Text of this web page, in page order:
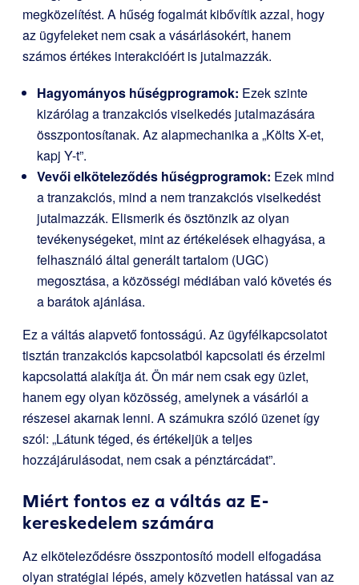
megközelítést. A hűség fogalmát kibővítik azzal, hogy
az ügyfeleket nem csak a vásárlásokért, hanem
számos értékes interakcióért is jutalmazzák.
Hagyományos hűségprogramok: Ezek szinte
kizárólag a tranzakciós viselkedés jutalmazására
összpontosítanak. Az alapmechanika a „Költs X-et,
kapj Y-t”.
Vevői elköteleződés hűségprogramok: Ezek mind
a tranzakciós, mind a nem tranzakciós viselkedést
jutalmazzák. Elismerik és ösztönzik az olyan
tevékenységeket, mint az értékelések elhagyása, a
felhasználó által generált tartalom (UGC)
megosztása, a közösségi médiában való követés és
a barátok ajánlása.
Ez a váltás alapvető fontosságú. Az ügyfélkapcsolatot
tisztán tranzakciós kapcsolatból kapcsolati és érzelmi
kapcsolattá alakítja át. Ön már nem csak egy üzlet,
hanem egy olyan közösség, amelynek a vásárlói a
részesei akarnak lenni. A számukra szóló üzenet így
szól: „Látunk téged, és értékeljük a teljes
hozzájárulásodat, nem csak a pénztárcádat”.
Miért fontos ez a váltás az E-
kereskedelem számára
Az elköteleződésre összpontosító modell elfogadása
olyan stratégiai lépés, amely közvetlen hatással van az